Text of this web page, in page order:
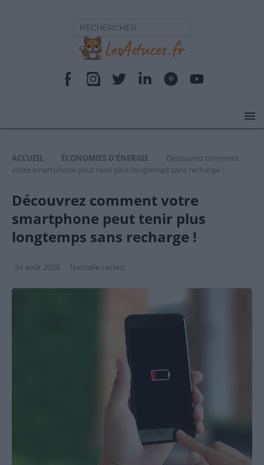
ACCUEIL ÉCONOMIES D'ÉNERGIE
Découvrez comment
votre smartphone peut tenir plus longtemps sans recharge !
Découvrez comment votre
smartphone peut tenir plus
longtemps sans recharge !
24 août 2023 Nathalie Leclerc